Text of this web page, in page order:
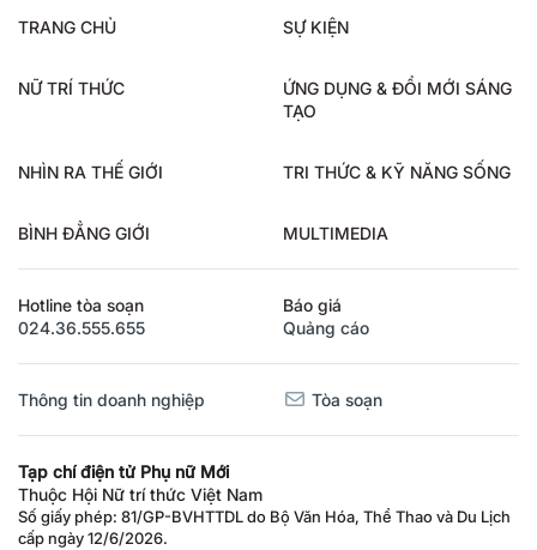
TRANG CHỦ SỰ KIỆN
NỮ TRÍ THỨC
ỨNG DỤNG & ĐỔI MỚI SÁNG
TẠO
NHÌN RA THẾ GIỚI TRI THỨC & KỸ NĂNG SỐNG
BÌNH ĐẲNG GIỚI MULTIMEDIA
Hotline tòa soạn
024.36.555.655
Báo giá
Quảng cáo
Thông tin doanh nghiệp Tòa soạn
Tạp chí điện tử Phụ nữ Mới
Thuộc Hội Nữ trí thức Việt Nam
Số giấy phép: 81/GP-BVHTTDL do Bộ Văn Hóa, Thể Thao và Du Lịch
cấp ngày 12/6/2026.